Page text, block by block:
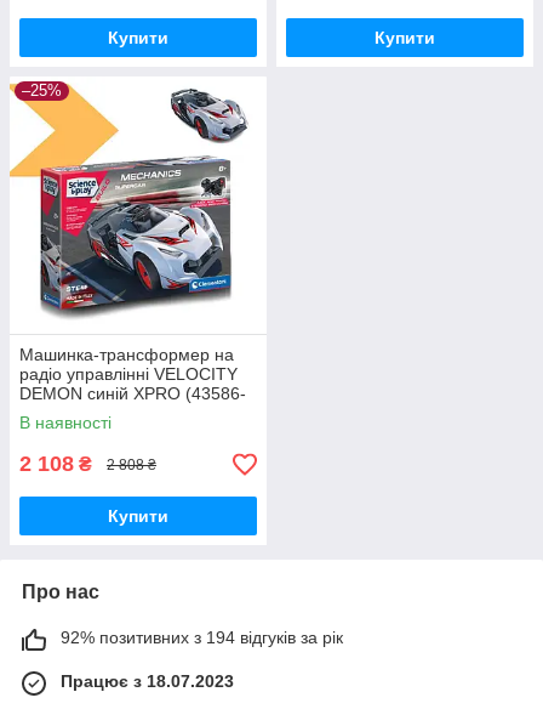
Купити Купити
–25%
Машинка-трансформер на
радіо управлінні VELOCITY
DEMON синій XPRO (43586-
_1173)
В наявності
2 108 ₴ 2 808 ₴
Купити
Про нас
92% позитивних з 194 відгуків за рік
Працює з 18.07.2023